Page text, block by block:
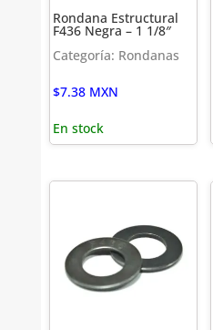
Rondana Estructural
F436 Negra – 1 1/8″
Categoría: Rondanas
$7.38 MXN
En stock